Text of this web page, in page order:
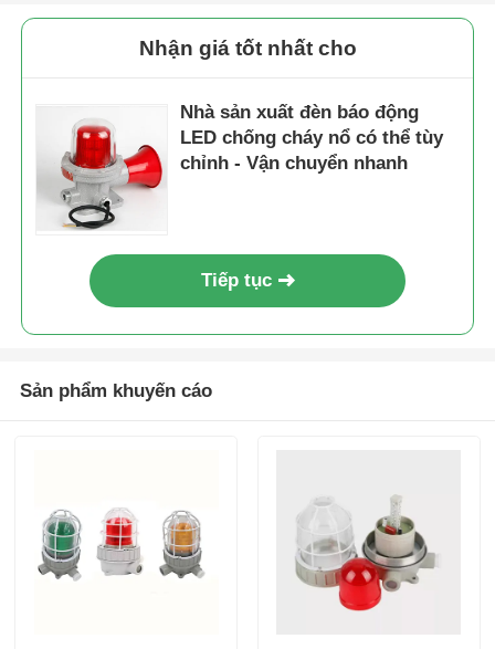
Nhận giá tốt nhất cho
Nhà sản xuất đèn báo động
LED chống cháy nổ có thể tùy
chỉnh - Vận chuyển nhanh
Tiếp tục
Sản phẩm khuyến cáo